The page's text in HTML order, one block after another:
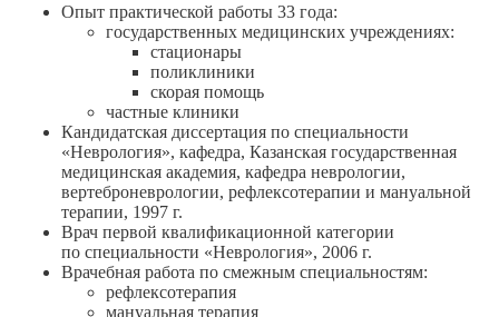
Опыт практической работы 33 года:
государственных медицинских учреждениях:
стационары
поликлиники
скорая помощь
частные клиники
Кандидатская диссертация по специальности
«Неврология», кафедра, Казанская государственная
медицинская академия, кафедра неврологии,
вертеброневрологии, рефлексотерапии и мануальной
терапии, 1997 г.
Врач первой квалификационной категории
по специальности «Неврология», 2006 г.
Врачебная работа по смежным специальностям:
рефлексотерапия
мануальная терапия